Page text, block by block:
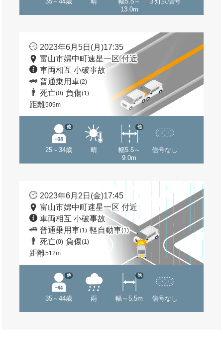
13.0m
2023年6月5日(月)17:35
富山市婦中町速星一区 付近
車両相互 小破事故
普通乗用車(2)
死亡(0) 負傷(1)
距離509m
25～34歳
他
晴
幅5.5～
9.0m
他
信号なし
2023年6月2日(金)17:45
富山市婦中町速星一区 付近
車両相互 小破事故
普通乗用車(1) 軽自動車(1)
死亡(0) 負傷(1)
距離512m
35～44歳
他
雨 幅～5.5m
他
信号なし